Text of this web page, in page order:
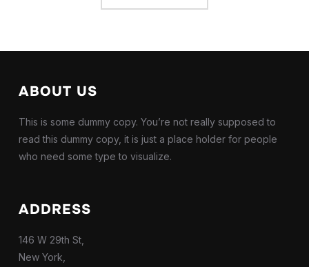
ABOUT US
This is some dummy copy. You’re not really supposed to
read this dummy copy, it is just a place holder for people
who need some type to visualize.
ADDRESS
146 W 29th St,
New York,